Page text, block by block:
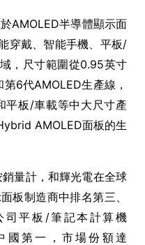
AMOLED半導體顯示面
穿戴、智能手機、平板/
，尺寸範圍從0.95英寸
第6代AMOLED生產線，
平板/車載等中大尺寸產
AMOLED面板的生
銷量計，和輝光電在全球
板制造商中排名第三、
司平板 /筆記本計算機
國第一，市場份額達